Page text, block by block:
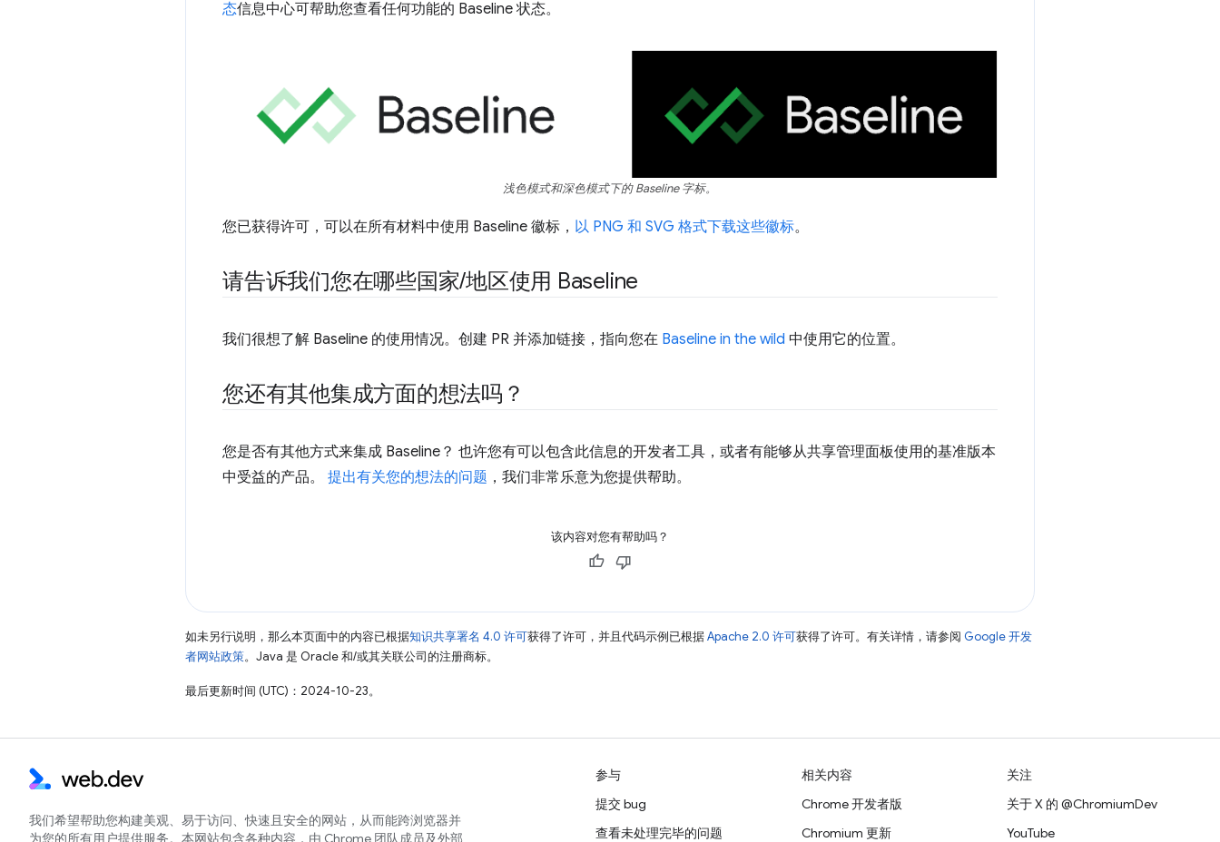
态信息中心可帮助您查看任何功能的 Baseline 状态。
浅色模式和深色模式下的 Baseline 字标。
您已获得许可，可以在所有材料中使用 Baseline 徽标， 以 PNG 和 SVG 格式下载这些徽标。
请告诉我们您在哪些国家/地区使用 Baseline
我们很想了解 Baseline 的使用情况。创建 PR 并添加链接，指向您在 Baseline in the wild 中使用它的位置。
您还有其他集成方面的想法吗？
您是否有其他方式来集成 Baseline？ 也许您有可以包含此信息的开发者工具，或者有能够从共享管理面板使用的基准版本
中受益的产品。 提出有关您的想法的问题 ，我们非常乐意为您提供帮助。
该内容对您有帮助吗？
如未另行说明，那么本页面中的内容已根据知识共享署名 4.0 许可获得了许可，并且代码示例已根据Apache 2.0 许可获得了许可。有关详情，请参阅 Google 开发
者网站政策。Java 是 Oracle 和/或其关联公司的注册商标。
最后更新时间 (UTC)：2024-10-23。
我们希望帮助您构建美观、易于访问、快速且安全的网站，从而能跨浏览器并
为您的所有用户提供服务。本网站包含各种内容，由 Chrome 团队成员及外部
参与
提交 bug
查看未处理完毕的问题
相关内容
Chrome 开发者版
Chromium 更新
关注
关于 X 的 @ChromiumDev
YouTube